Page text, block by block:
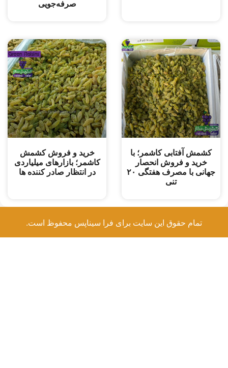
صرفه‌جویی
کشمش آفتابی کاشمر؛ با
خرید و فروش انحصار
جهانی با مصرف هفتگی ۲۰
تنی
خرید و ‌فروش کشمش
کاشمر؛ بازارهای میلیاردی
در انتظار صادر کننده ها
تمام حقوق این سایت برای فرا سیناپس محفوظ است.